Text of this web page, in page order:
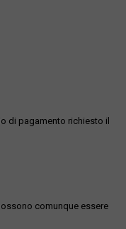
di pagamento richiesto il
comunque essere